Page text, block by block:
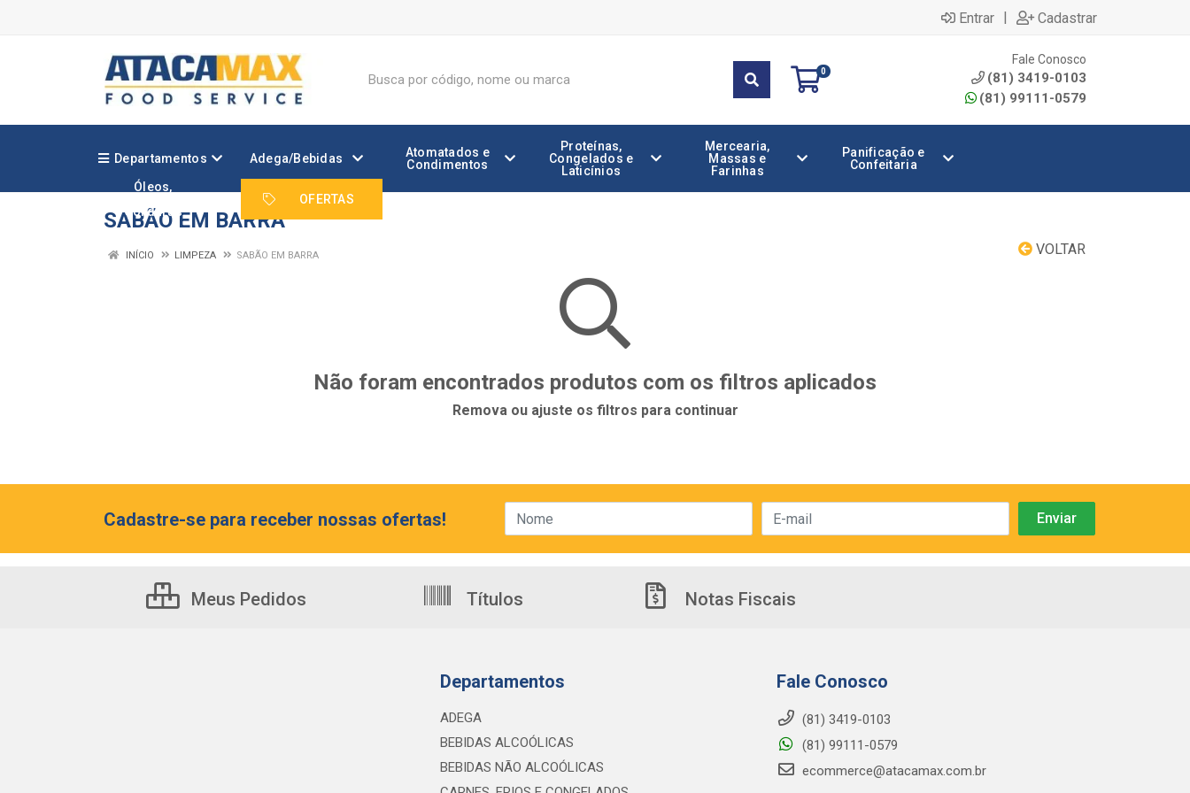
Entrar | Cadastrar
0
Fale Conosco
(81) 3419-0103
(81) 99111-0579
Departamentos Adega/Bebidas
Atomatados e
Condimentos
Proteínas,
Congelados e
Laticínios
Mercearia,
Massas e
Farinhas
Panificação e
Confeitaria
Óleos,
Gorduras
OFERTAS
SABÃO EM BARRA
VOLTAR
INÍCIO LIMPEZA SABÃO EM BARRA
Não foram encontrados produtos com os filtros aplicados
Remova ou ajuste os filtros para continuar
Cadastre-se para receber nossas ofertas!
Meus Pedidos Títulos Notas Fiscais
Departamentos
ADEGA
BEBIDAS ALCOÓLICAS
BEBIDAS NÃO ALCOÓLICAS
Fale Conosco
(81) 3419-0103
(81) 99111-0579
ecommerce@atacamax.com.br